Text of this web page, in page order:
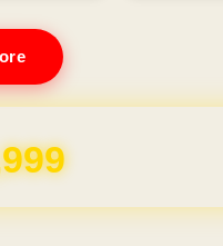
for 1 Year